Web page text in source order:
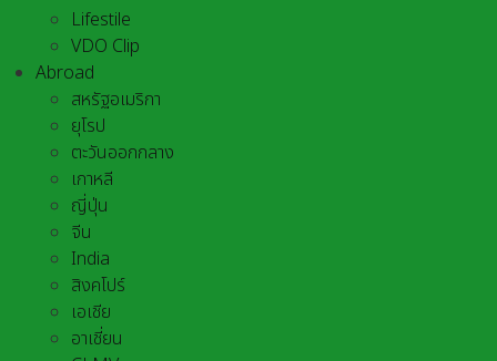
Lifestile
VDO Clip
Abroad
สหรัฐอเมริกา
ยุโรป
ตะวันออกกลาง
เกาหลี
ญี่ปุ่น
จีน
India
สิงคโปร์
เอเชีย
อาเชี่ยน